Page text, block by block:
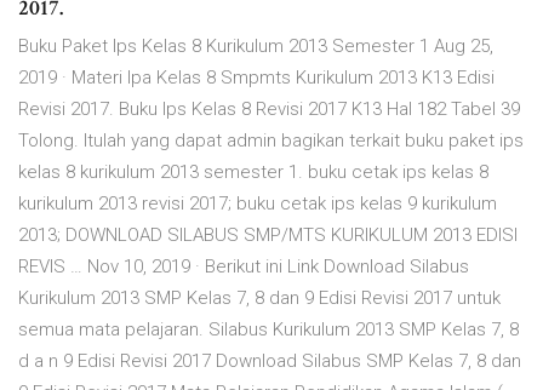
2017.
Buku Paket Ips Kelas 8 Kurikulum 2013 Semester 1 Aug 25,
2019 · Materi Ipa Kelas 8 Smpmts Kurikulum 2013 K13 Edisi
Revisi 2017. Buku Ips Kelas 8 Revisi 2017 K13 Hal 182 Tabel 39
Tolong. Itulah yang dapat admin bagikan terkait buku paket ips
kelas 8 kurikulum 2013 semester 1. buku cetak ips kelas 8
kurikulum 2013 revisi 2017; buku cetak ips kelas 9 kurikulum
2013; DOWNLOAD SILABUS SMP/MTS KURIKULUM 2013 EDISI
REVIS … Nov 10, 2019 · Berikut ini Link Download Silabus
Kurikulum 2013 SMP Kelas 7, 8 dan 9 Edisi Revisi 2017 untuk
semua mata pelajaran. Silabus Kurikulum 2013 SMP Kelas 7, 8
d a n 9 Edisi Revisi 2017 Download Silabus SMP Kelas 7, 8 dan